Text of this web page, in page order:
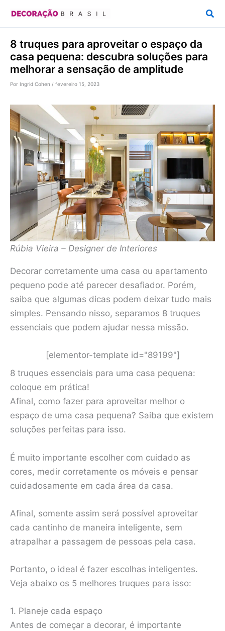
conteúdo
8 truques para aproveitar o espaço da
casa pequena: descubra soluções para
melhorar a sensação de amplitude
Por Ingrid Cohen / fevereiro 15, 2023
Rúbia Vieira – Designer de Interiores
Decorar corretamente uma casa ou apartamento
pequeno pode até parecer desafiador. Porém,
saiba que algumas dicas podem deixar tudo mais
simples. Pensando nisso, separamos 8 truques
essenciais que podem ajudar nessa missão.
[elementor-template id="89199"]
8 truques essenciais para uma casa pequena:
coloque em prática!
Afinal, como fazer para aproveitar melhor o
espaço de uma casa pequena? Saiba que existem
soluções perfeitas para isso.
É muito importante escolher com cuidado as
cores, medir corretamente os móveis e pensar
cuidadosamente em cada área da casa.
Afinal, somente assim será possível aproveitar
cada cantinho de maneira inteligente, sem
atrapalhar a passagem de pessoas pela casa.
Portanto, o ideal é fazer escolhas inteligentes.
Veja abaixo os 5 melhores truques para isso:
1. Planeje cada espaço
Antes de começar a decorar, é importante